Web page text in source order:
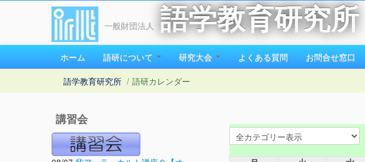
一般財団法人 語学教育研究所
ホーム 語研について 研究大会 よくある質問 お問合せ窓口
語学教育研究所 / 語研カレンダー
講習会